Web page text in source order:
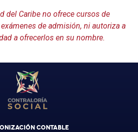
del Caribe no ofrece cursos de
de admisión, ni autoriza a
a ofrecerlos en su nombre.
CONTABLE